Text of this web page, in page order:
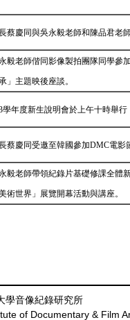
蔡慶同與吳永毅老師和陳品君老
毅老師偕同影像製拍團隊同學參
」主題映後座談。
學年度新生說明會於上午十時舉
蔡慶同受邀至韓國參加DMC電影
毅老師帶領紀錄片基礎修課全體
術世界」展覽開幕活動與講座。
學音像紀錄研究所
of Documentary & Film